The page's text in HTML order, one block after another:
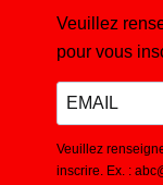
Veuillez
pour vous
Veuillez
inscrire. Ex. :